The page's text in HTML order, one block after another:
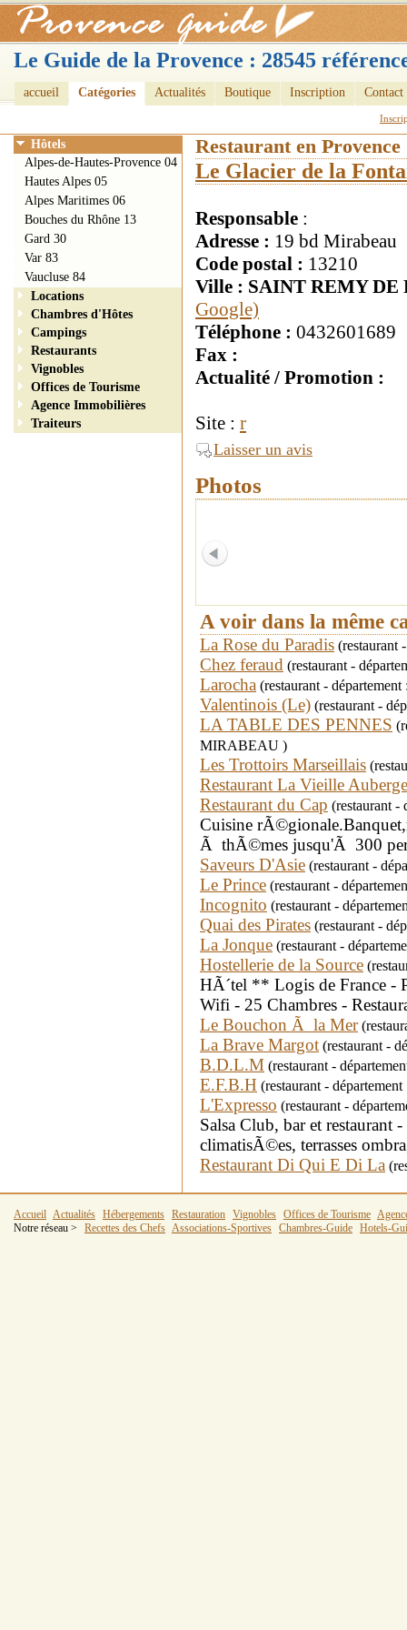
Le Guide de la Provence : 28545
accueil Catégories Actualités Boutique Inscription Contact
Restaurant en Provence
Le Glacier de la
Responsable :
Adresse : 19 bd Mirabeau
Code postal : 13210
Ville : SAINT REMY DE
Google)
Téléphone : 0432601689
Fax :
Actualité / Promotion :
Site : r
Laisser un avis
Photos
A voir dans la même
La Rose du Paradis (restaurant
Chez feraud (restaurant -
Larocha (restaurant -
Valentinois (Le) (restaurant -
LA TABLE DES PENNES
MIRABEAU )
Les Trottoirs Marseillais
Restaurant La Vieille Auberge
Restaurant du Cap (restaurant -
Cuisine
Ã thÃ©mes jusqu'Ã 300
Saveurs D'Asie (restaurant -
Le Prince (restaurant -
Incognito (restaurant -
Quai des Pirates (restaurant -
La Jonque (restaurant -
Hostellerie de la Source
HÃ´tel ** Logis de France -
Wifi - 25 Chambres -
Le Bouchon Ã la Mer
La Brave Margot (restaurant -
B.D.L.M (restaurant -
E.F.B.H (restaurant -
L'Expresso (restaurant -
Salsa Club, bar et restaurant
climatisÃ©es, terrasses
Restaurant Di Qui E Di La
Hôtels
Alpes-de-Hautes-Provence 04
Hautes Alpes 05
Alpes Maritimes 06
Bouches du Rhône 13
Gard 30
Var 83
Vaucluse 84
Locations
Chambres d'Hôtes
Campings
Restaurants
Vignobles
Offices de Tourisme
Agence Immobilières
Traiteurs
Accueil Actualités Hébergements Restauration Vignobles Offices de Tourisme
Notre réseau >
Recettes des Chefs Associations-Sportives Chambres-Guide Hotels-